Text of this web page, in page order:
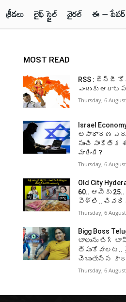
క్రీడలు లైఫ్ స్టైల్ వైరల్ ఈ – పేపర్
MOST READ
RSS : జెన్‌జీ
ఎందుకు
Thursday, 6
Israel
అసాధారణ
నుంచి
మారింది?
Thursday, 6
Old City
60.. ఆమెకు
పెళ్లి..
Thursday, 6
Bigg Boss
బాలును బిగ్
చెబుతున్న
Thursday, 6